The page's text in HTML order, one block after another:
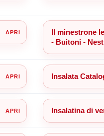
Il minestrone
- Buitoni -
Insalata
Insalatina di